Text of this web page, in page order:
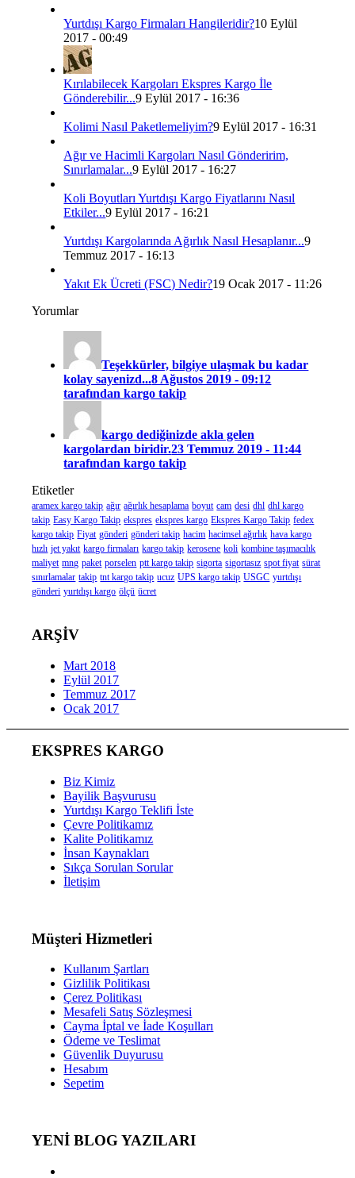
Yurtdışı Kargo Firmaları Hangileridir?10 Eylül
2017 - 00:49
Kırılabilecek Kargoları Ekspres Kargo İle
Gönderebilir...9 Eylül 2017 - 16:36
Kolimi Nasıl Paketlemeliyim?9 Eylül 2017 - 16:31
Ağır ve Hacimli Kargoları Nasıl Gönderirim,
Sınırlamalar...9 Eylül 2017 - 16:27
Koli Boyutları Yurtdışı Kargo Fiyatlarını Nasıl
Etkiler...9 Eylül 2017 - 16:21
Yurtdışı Kargolarında Ağırlık Nasıl Hesaplanır...9
Temmuz 2017 - 16:13
Yakıt Ek Ücreti (FSC) Nedir?19 Ocak 2017 - 11:26
Yorumlar
Teşekkürler, bilgiye ulaşmak bu kadar
kolay sayenizd...8 Ağustos 2019 - 09:12
tarafından kargo takip
kargo dediğinizde akla gelen
kargolardan biridir.23 Temmuz 2019 - 11:44
tarafından kargo takip
Etiketler
aramex kargo takip ağır ağırlık hesaplama boyut cam desi dhl dhl kargo
takip Easy Kargo Takip ekspres ekspres kargo Ekspres Kargo Takip fedex
kargo takip Fiyat gönderi gönderi takip hacim hacimsel ağırlık hava kargo
hızlı jet yakıt kargo firmaları kargo takip kerosene koli kombine taşımacılık
maliyet mng paket porselen ptt kargo takip sigorta sigortasız spot fiyat sürat
sınırlamalar takip tnt kargo takip ucuz UPS kargo takip USGC yurtdışı
gönderi yurtdışı kargo ölçü ücret
ARŞİV
Mart 2018
Eylül 2017
Temmuz 2017
Ocak 2017
EKSPRES KARGO
Biz Kimiz
Bayilik Başvurusu
Yurtdışı Kargo Teklifi İste
Çevre Politikamız
Kalite Politikamız
İnsan Kaynakları
Sıkça Sorulan Sorular
İletişim
Müşteri Hizmetleri
Kullanım Şartları
Gizlilik Politikası
Çerez Politikası
Mesafeli Satış Sözleşmesi
Cayma İptal ve İade Koşulları
Ödeme ve Teslimat
Güvenlik Duyurusu
Hesabım
Sepetim
YENİ BLOG YAZILARI